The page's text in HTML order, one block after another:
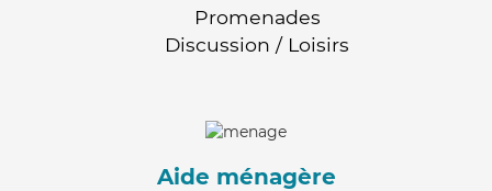
Promenades
Discussion / Loisirs
Aide ménagère